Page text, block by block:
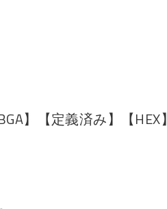
】【定義済み】【HEX】